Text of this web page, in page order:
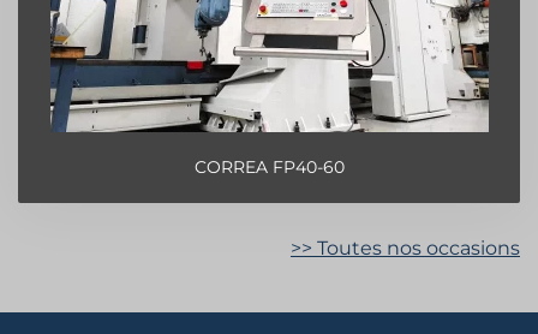
CORREA FP40-60
>> Toutes nos occasions